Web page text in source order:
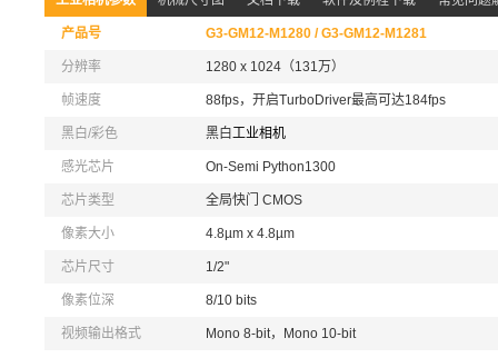
产品号 G3-GM12-M1280 / G3-GM12-M1281
分辨率 1280 x 1024（131万）
帧速度 88fps，开启TurboDriver最高可达184fps
黑白/彩色 黑白工业相机
感光芯片 On-Semi Python1300
芯片类型 全局快门 CMOS
像素大小 4.8µm x 4.8µm
芯片尺寸 1/2"
像素位深 8/10 bits
视频输出格式 Mono 8-bit，Mono 10-bit